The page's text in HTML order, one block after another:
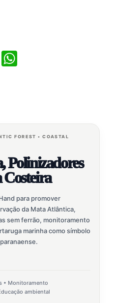
Pinterest
FOREST • COASTAL
Polinizadores
para promover
da Mata Atlântica,
sem ferrão, monitoramento
marinha como símbolo
• Monitoramento
ambiental